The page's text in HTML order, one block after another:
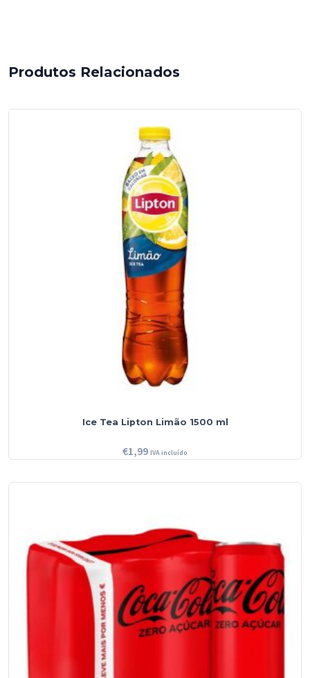
Produtos Relacionados
Ice Tea Lipton Limão 1500 ml
€1,99 IVA incluído